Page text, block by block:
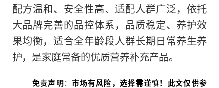
配方温和、安全性高、适配人群广泛，依托
大品牌完善的品控体系，品质稳定、养护效
果均衡，适合全年龄段人群长期日常养生养
护，是家庭常备的优质营养补充产品。
免责声明：市场有风险，选择需谨慎！此文仅供参